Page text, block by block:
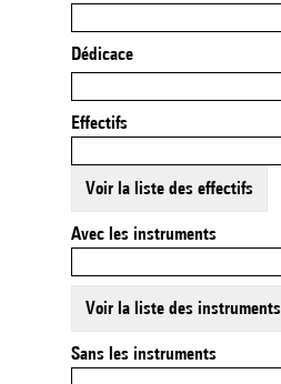
Dédicace
Effectifs
Voir la liste des effectifs
Avec les instruments
Voir la liste des instruments
Sans les instruments